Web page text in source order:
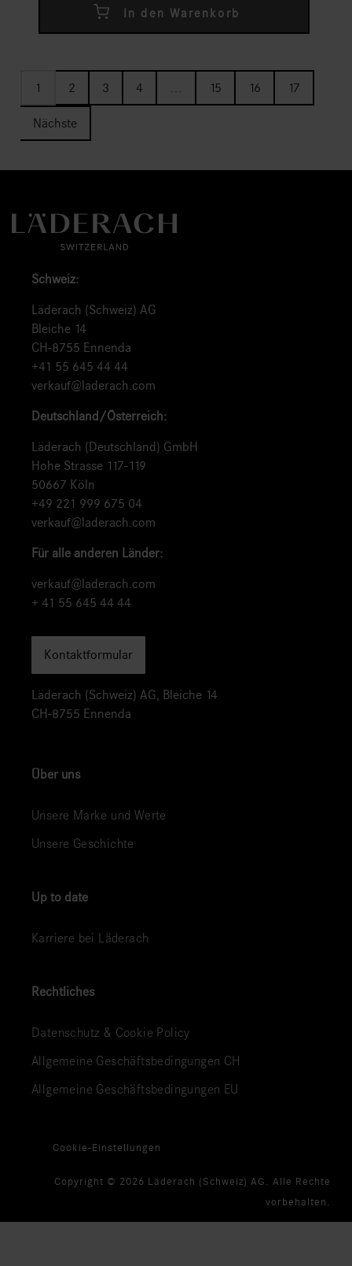
In den Warenkorb
1 2 3 4 … 15 16 17
Nächste
Schweiz:
Läderach (Schweiz) AG
Bleiche 14
CH-8755 Ennenda
+41 55 645 44 44
verkauf@laderach.com
Deutschland/Österreich:
Läderach (Deutschland) GmbH
Hohe Strasse 117-119
50667 Köln
+49 221 999 675 04
verkauf@laderach.com
Für alle anderen Länder:
verkauf@laderach.com
+ 41 55 645 44 44
Kontaktformular
Läderach (Schweiz) AG, Bleiche 14
CH-8755 Ennenda
Über uns
Unsere Marke und Werte
Unsere Geschichte
Up to date
Karriere bei Läderach
Rechtliches
Datenschutz & Cookie Policy
Allgemeine Geschäftsbedingungen CH
Allgemeine Geschäftsbedingungen EU
Cookie-Einstellungen
Copyright © 2026 Läderach (Schweiz) AG. Alle Rechte
vorbehalten.